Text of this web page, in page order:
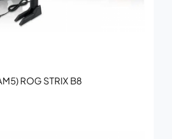
ROG STRIX B8